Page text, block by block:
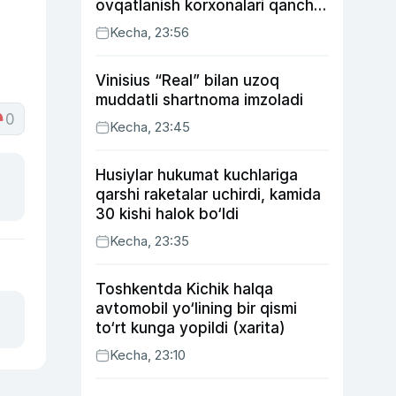
0
ovqatlanish korxonalari qancha
soliq toʻlagani ochiqlandi
Kecha, 23:56
Vinisius “Real” bilan uzoq
muddatli shartnoma imzoladi
Kecha, 23:45
Husiylar hukumat kuchlariga
qarshi raketalar uchirdi, kamida
30 kishi halok bo‘ldi
Kecha, 23:35
Toshkentda Kichik halqa
avtomobil yo‘lining bir qismi
to‘rt kunga yopildi (xarita)
Kecha, 23:10